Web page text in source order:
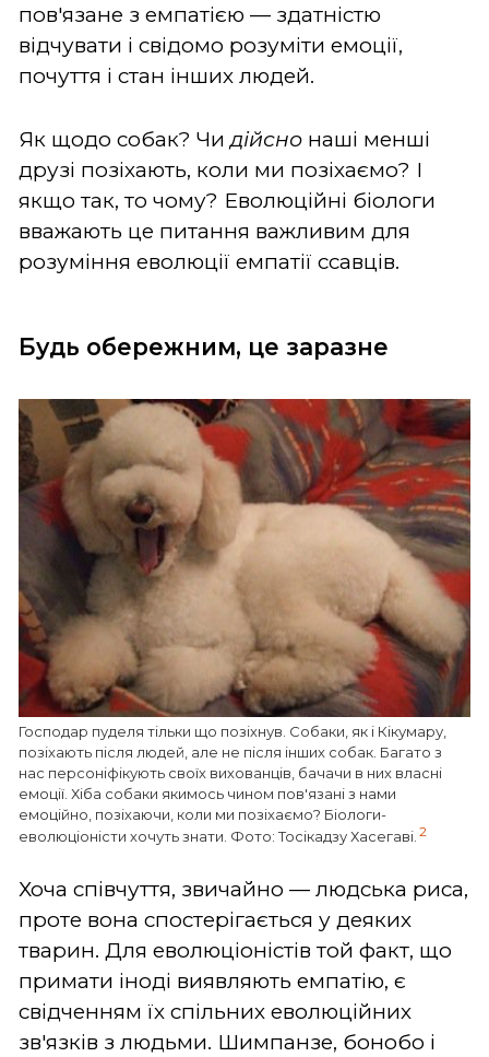
пов'язане з емпатією — здатністю
відчувати і свідомо розуміти емоції,
почуття і стан інших людей.
Як щодо собак? Чидійсно наші менші
друзі позіхають, коли ми позіхаємо? І
якщо так, то чому? Еволюційні біологи
вважають це питання важливим для
розуміння еволюції емпатії ссавців.
Будь обережним, це заразне
Господар пуделя тільки що позіхнув. Собаки, як і Кікумару,
позіхають після людей, але не після інших собак. Багато з
нас персоніфікують своїх вихованців, бачачи в них власні
емоції. Хіба собаки якимось чином пов'язані з нами
емоційно, позіхаючи, коли ми позіхаємо? Біологи-
еволюціоністи хочуть знати. Фото: Тосікадзу Хасегаві. 2
Хоча співчуття, звичайно — людська риса,
проте вона спостерігається у деяких
тварин. Для еволюціоністів той факт, що
примати іноді виявляють емпатію, є
свідченням їх спільних еволюційних
зв'язків з людьми. Шимпанзе, бонобо і